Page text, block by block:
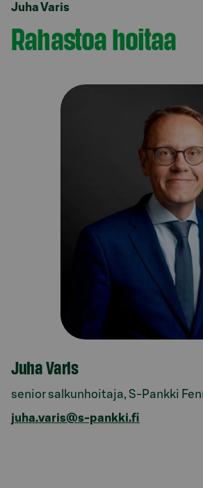
Juha Varis
Rahastoa hoitaa
Juha Varis
senior salkunhoitaja, S-Pankki
juha.varis@s-pankki.fi